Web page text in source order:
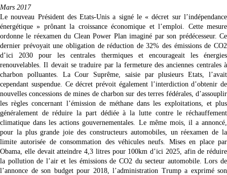
Mars 2017
Le nouveau Président des Etats-Unis a signé le « décret sur l’indépendance
énergétique » prônant la croissance économique et l’emploi. Cette mesure
ordonne le réexamen du Clean Power Plan imaginé par son prédécesseur. Ce
dernier prévoyait une obligation de réduction de 32% des émissions de CO2
d’ici 2030 pour les centrales thermiques et encourageait les énergies
renouvelables. Il devait se traduire par la fermeture des anciennes centrales à
charbon polluantes. La Cour Suprême, saisie par plusieurs Etats, l’avait
cependant suspendue. Ce décret prévoit également l’interdiction d’obtenir de
nouvelles concessions de mines de charbon sur des terres fédérales, d’assouplir
les règles concernant l’émission de méthane dans les exploitations, et plus
généralement de réduire la part dédiée à la lutte contre le réchauffement
climatique dans les actions gouvernementales. Le même mois, il a annoncé,
pour la plus grande joie des constructeurs automobiles, un réexamen de la
limite autorisée de consommation des véhicules neufs. Mises en place par
Obama, elle devait atteindre 4,3 litres pour 100km d’ici 2025, afin de réduire
la pollution de l’air et les émissions de CO2 du secteur automobile. Lors de
l’annonce de son budget pour 2018, l’administration Trump a exprimé son